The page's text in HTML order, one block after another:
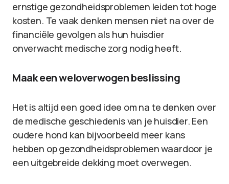
ernstige gezondheidsproblemen leiden tot hoge
kosten. Te vaak denken mensen niet na over de
financiële gevolgen als hun huisdier
onverwacht medische zorg nodig heeft.
Maak een weloverwogen beslissing
Het is altijd een goed idee om na te denken over
de medische geschiedenis van je huisdier. Een
oudere hond kan bijvoorbeeld meer kans
hebben op gezondheidsproblemen waardoor je
een uitgebreide dekking moet overwegen.